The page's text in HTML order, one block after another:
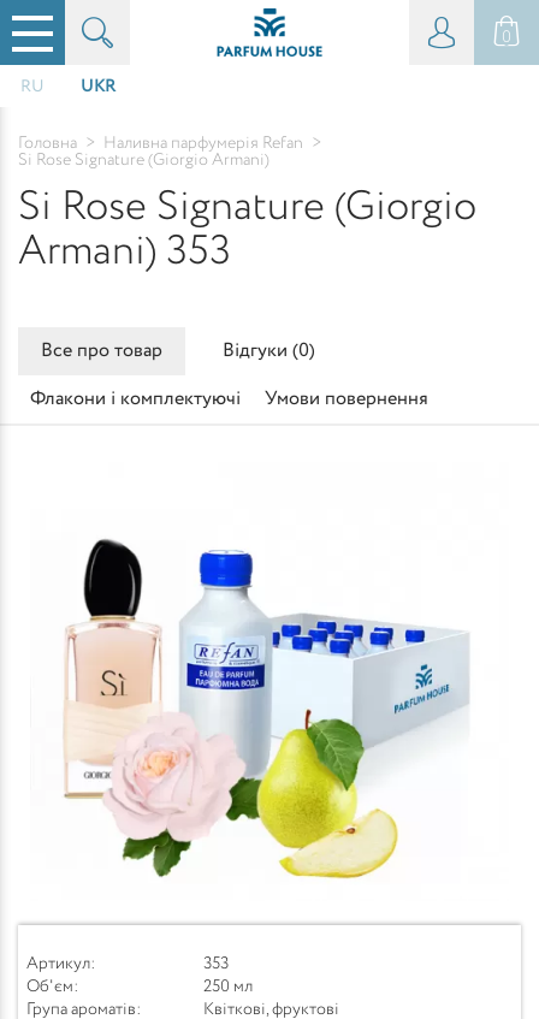
0
RU UKR
Головна > Наливна парфумерія Refan
>
Si Rose Signature (Giorgio Armani)
Si Rose Signature (Giorgio
Armani) 353
Все про товар Відгуки (0)
Флакони і комплектуючі Умови повернення
Артикул:
353
Об'єм:
250 мл
Група ароматів:
Квіткові, фруктові